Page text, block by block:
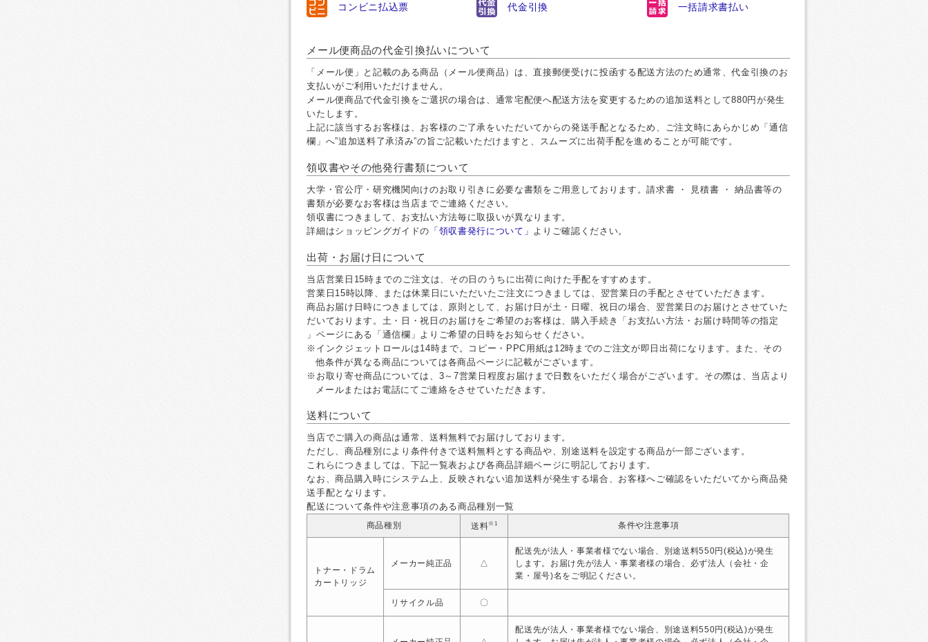
コンビニ払込票 代金引換 一括請求書払い
メール便商品の代金引換払いについて
「メール便」と記載のある商品（メール便商品）は、直接郵便受けに投函する配送方法のため通常、代金引換のお
支払いがご利用いただけません。
メール便商品で代金引換をご選択の場合は、通常宅配便へ配送方法を変更するための追加送料として880円が発生
いたします。
上記に該当するお客様は、お客様のご了承をいただいてからの発送手配となるため、ご注文時にあらかじめ「通信
欄」へ”追加送料了承済み”の旨ご記載いただけますと、スムーズに出荷手配を進めることが可能です。
領収書やその他発行書類について
大学・官公庁・研究機関向けのお取り引きに必要な書類をご用意しております。請求書 ・ 見積書 ・ 納品書等の
書類が必要なお客様は当店までご連絡ください。
領収書につきまして、お支払い方法毎に取扱いが異なります。
詳細はショッピングガイドの 「領収書発行について」 よりご確認ください。
出荷・お届け日について
当店営業日15時までのご注文は、その日のうちに出荷に向けた手配をすすめます。
営業日15時以降、または休業日にいただいたご注文につきましては、翌営業日の手配とさせていただきます。
商品お届け日時につきましては、原則として、お届け日が土・日曜、祝日の場合、翌営業日のお届けとさせていた
だいております。土・日・祝日のお届けをご希望のお客様は、購入手続き「お支払い方法・お届け時間等の指定
」ページにある「通信欄」よりご希望の日時をお知らせください。
※インクジェットロールは14時まで。コピー・PPC用紙は12時までのご注文が即日出荷になります。また、その
他条件が異なる商品については各商品ページに記載がございます。
※お取り寄せ商品については、3～7営業日程度お届けまで日数をいただく場合がございます。その際は、当店より
メールまたはお電話にてご連絡をさせていただきます。
送料について
当店でご購入の商品は通常、送料無料でお届けしております。
ただし、商品種別により条件付きで送料無料とする商品や、別途送料を設定する商品が一部ございます。
これらにつきましては、下記一覧表および各商品詳細ページに明記しております。
なお、商品購入時にシステム上、反映されない追加送料が発生する場合、お客様へご確認をいただいてから商品発
送手配となります。
配送について条件や注意事項のある商品種別一覧
商品種別 送料※1 条件や注意事項
トナー・ドラム
カートリッジ
メーカー純正品 △
配送先が法人・事業者様でない場合、別途送料550円(税込)が発生
します。お届け先が法人・事業者様の場合、必ず法人（会社・企
業・屋号)名をご明記ください。
リサイクル品 〇
配送先が法人・事業者様でない場合、別途送料550円(税込)が発生